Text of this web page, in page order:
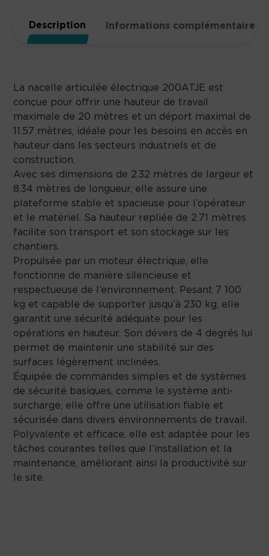
Description Informations complémentaires
La nacelle articulée électrique 200ATJE est
conçue pour offrir une hauteur de travail
maximale de 20 mètres et un déport maximal de
11.57 mètres, idéale pour les besoins en accès en
hauteur dans les secteurs industriels et de
construction.
Avec ses dimensions de 2.32 mètres de largeur et
8.34 mètres de longueur, elle assure une
plateforme stable et spacieuse pour l’opérateur
et le matériel. Sa hauteur repliée de 2.71 mètres
facilite son transport et son stockage sur les
chantiers.
Propulsée par un moteur électrique, elle
fonctionne de manière silencieuse et
respectueuse de l’environnement. Pesant 7 100
kg et capable de supporter jusqu’à 230 kg, elle
garantit une sécurité adéquate pour les
opérations en hauteur. Son dévers de 4 degrés lui
permet de maintenir une stabilité sur des
surfaces légèrement inclinées.
Équipée de commandes simples et de systèmes
de sécurité basiques, comme le système anti-
surcharge, elle offre une utilisation fiable et
sécurisée dans divers environnements de travail.
Polyvalente et efficace, elle est adaptée pour les
tâches courantes telles que l’installation et la
maintenance, améliorant ainsi la productivité sur
le site.